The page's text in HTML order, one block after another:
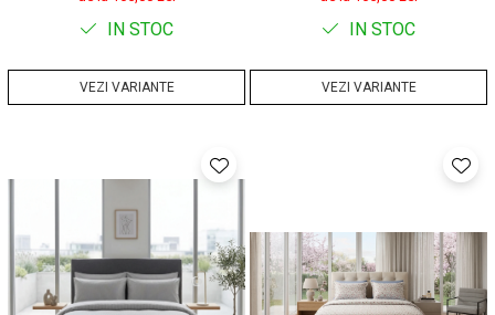
IN STOC
VEZI VARIANTE
IN STOC
VEZI VARIANTE